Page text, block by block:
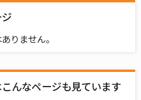
りません。
んなページも見ています